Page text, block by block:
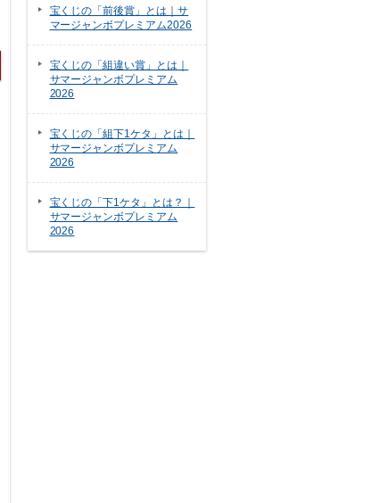
宝くじの「前後賞」とは｜サ
マージャンボプレミアム2026
宝くじの「組違い賞」とは｜
サマージャンボプレミアム
2026
宝くじの「組下1ケタ」とは｜
サマージャンボプレミアム
2026
宝くじの「下1ケタ」とは？｜
サマージャンボプレミアム
2026